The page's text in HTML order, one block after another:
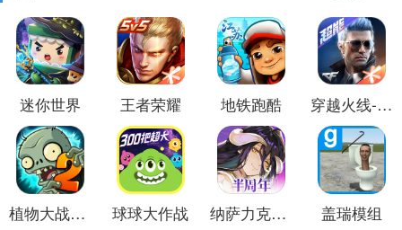
迷你世界 王者荣耀 地铁跑酷 穿越火线-枪战王者
植物大战僵尸2 球球大作战 纳萨力克之王 盖瑞模组